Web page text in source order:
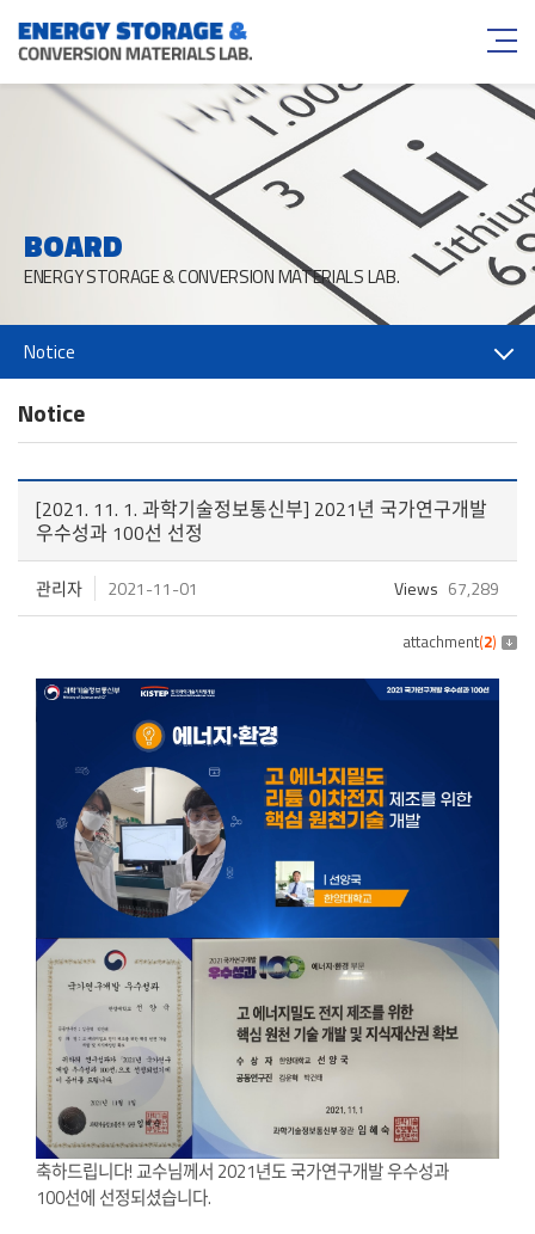
BOARD
ENERGY STORAGE & CONVERSION MATERIALS LAB.
Notice
Notice
[2021. 11. 1. 과학기술정보통신부] 2021년 국가연구개발
우수성과 100선 선정
관리자 2021-11-01 Views 67,289
attachment(2)
축하드립니다! 교수님께서 2021년도 국가연구개발 우수성과
100선에 선정되셨습니다.